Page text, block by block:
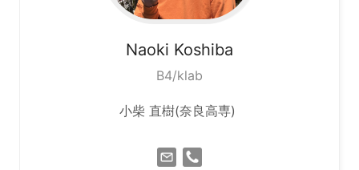
Naoki Koshiba
B4/klab
小柴 直樹(奈良高専)